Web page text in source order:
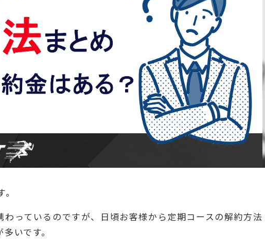
っているのですが、日頃お客様から定期コースの解約方法
いです。